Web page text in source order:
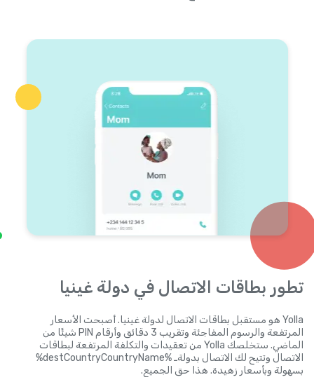
تطور بطاقات الاتصال في دولة غينيا
Yolla هو مستقبل بطاقات الاتصال لدولة غينيا. أصبحت الأسعار
المرتفعة والرسوم المفاجئة وتقريب 3 دقائق وأرقام PIN شيئًا من
الماضي. ستخلصك Yolla من تعقيدات والتكلفة المرتفعة لبطاقات
الاتصال وتتيح لك الاتصال بدولةـ %destCountryCountryName%
بسهولة وبأسعار زهيدة. هذا حق الجميع.